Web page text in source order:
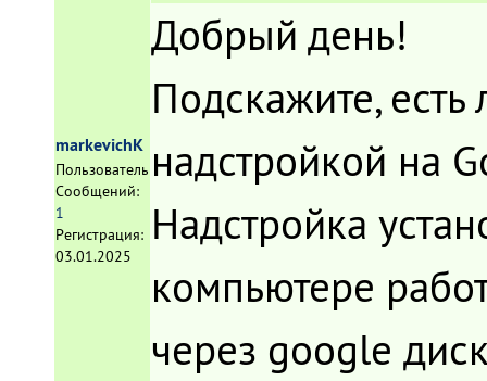
markevichK
Пользователь
Сообщений:
1
Регистрация:
03.01.2025
Добрый день!
Подскажите,
надстройкой на
Надстройка
компьютере
через google